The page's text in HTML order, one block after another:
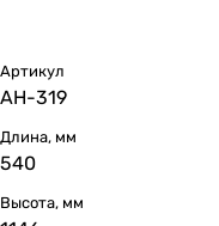
Артикул
АН-319
Длина, мм
540
Высота, мм